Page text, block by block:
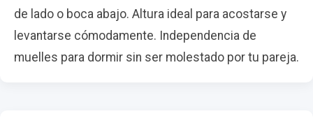
de lado o boca abajo. Altura ideal para acostarse y
levantarse cómodamente. Independencia de
muelles para dormir sin ser molestado por tu pareja.